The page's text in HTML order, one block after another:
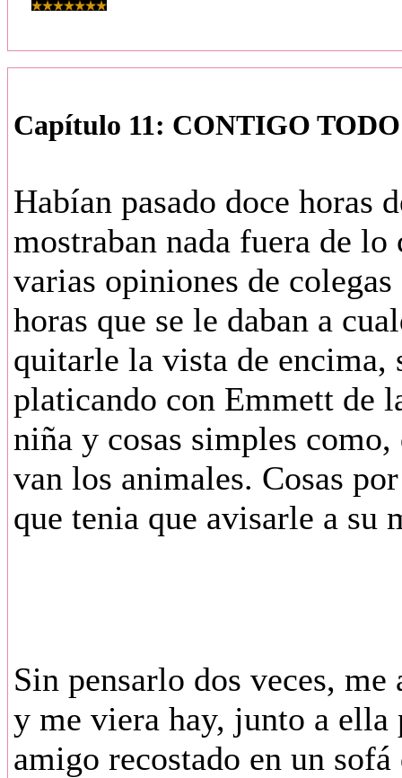
Capítulo 11: CONTIGO
Habían pasado doce horas
mostraban nada fuera de
varias opiniones de
horas que se le daban a
quitarle la vista de encima,
platicando con Emmett de
niña y cosas simples
van los animales. Cosas
que tenia que avisarle a su
Sin pensarlo dos veces,
y me viera hay, junto a ella
amigo recostado en un